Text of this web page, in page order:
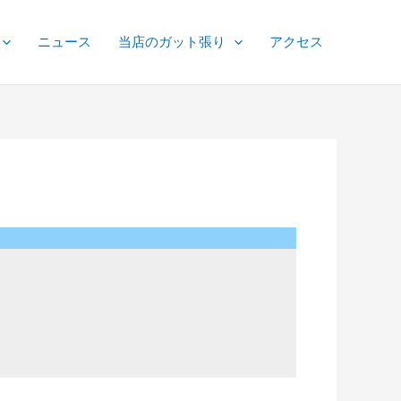
ニュース 当店のガット張り アクセス